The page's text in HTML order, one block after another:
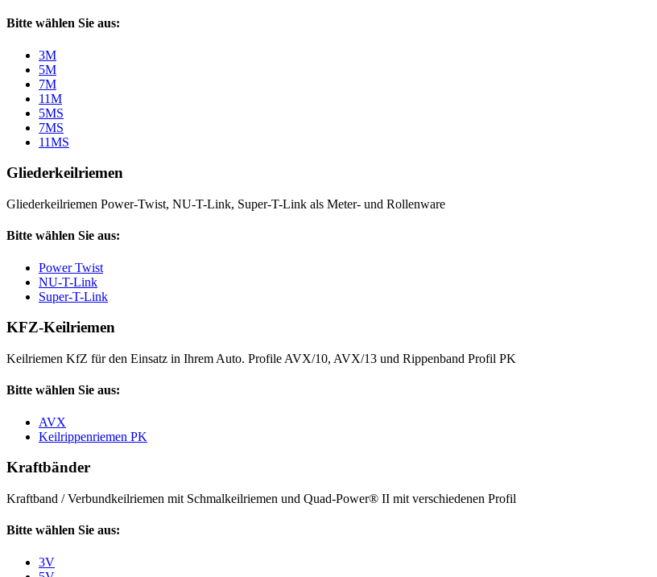
Bitte wählen Sie aus:
3M
5M
7M
11M
5MS
7MS
11MS
Gliederkeilriemen
Gliederkeilriemen Power-Twist, NU-T-Link, Super-T-Link als Meter- und Rollenware
Bitte wählen Sie aus:
Power Twist
NU-T-Link
Super-T-Link
KFZ-Keilriemen
Keilriemen KfZ für den Einsatz in Ihrem Auto. Profile AVX/10, AVX/13 und Rippenband Profil PK
Bitte wählen Sie aus:
AVX
Keilrippenriemen PK
Kraftbänder
Kraftband / Verbundkeilriemen mit Schmalkeilriemen und Quad-Power® II mit verschiedenen Profil
Bitte wählen Sie aus:
3V